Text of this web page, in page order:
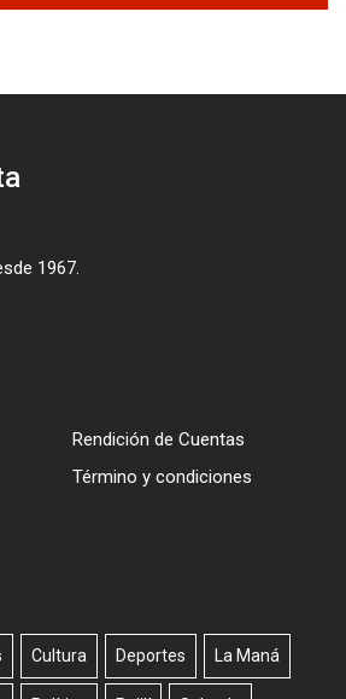
1967.
Rendición de Cuentas
Término y condiciones
Cultura Deportes La Maná